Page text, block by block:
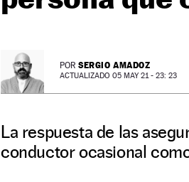
POR SERGIO AMADOZ
ACTUALIZADO 05 MAY 21 - 23: 23
La respuesta de las
conductor ocasional